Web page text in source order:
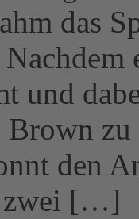
das
und
zu
den
zwei […]